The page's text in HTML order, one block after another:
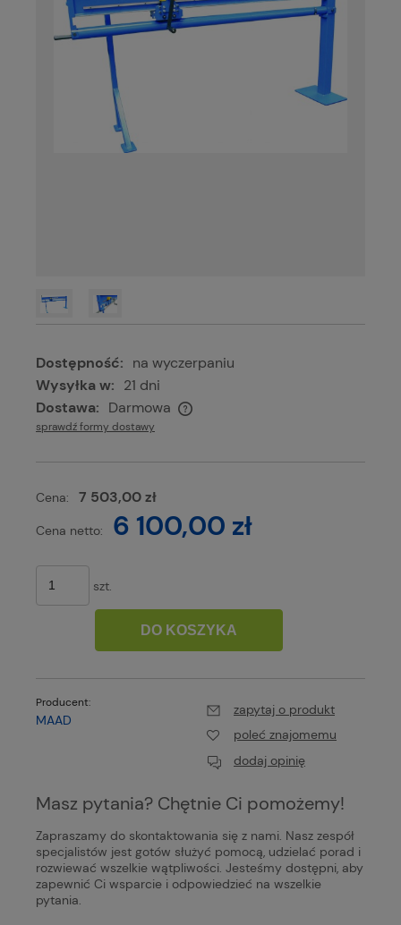
Dostępność: na wyczerpaniu
Wysyłka w: 21 dni
Dostawa: Darmowa
Cena nie zawiera ewentualnych kosztów płatności
sprawdź formy dostawy
Cena: 7 503,00 zł
Cena netto: 6 100,00 zł
szt.
DO KOSZYKA
Producent:
MAAD
zapytaj o produkt
poleć znajomemu
dodaj opinię
Masz pytania? Chętnie Ci pomożemy!
Zapraszamy do skontaktowania się z nami. Nasz zespół
specjalistów jest gotów służyć pomocą, udzielać porad i
rozwiewać wszelkie wątpliwości. Jesteśmy dostępni, aby
zapewnić Ci wsparcie i odpowiedzieć na wszelkie
pytania.